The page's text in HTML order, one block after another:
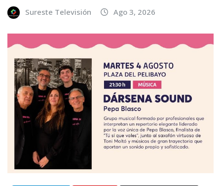
Sureste Televisión Ago 3, 2026